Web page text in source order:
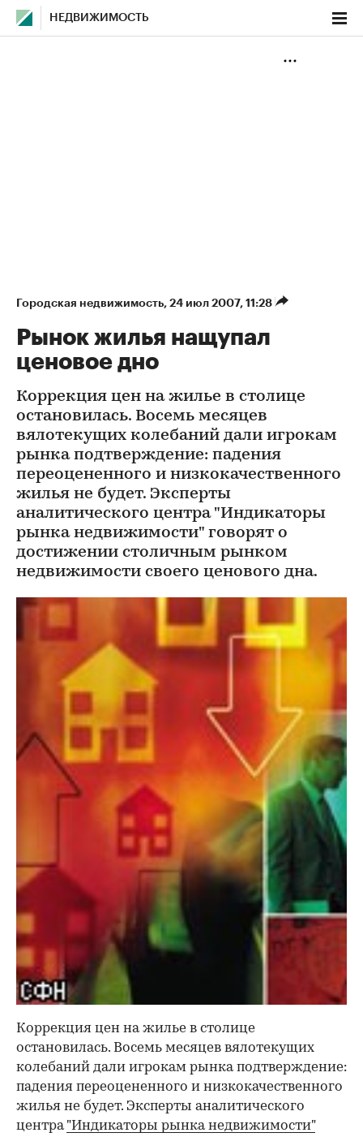
НЕДВИЖИМОСТЬ
Городская недвижимость⁠, 24 июл 2007, 11:28
Рынок жилья нащупал
ценовое дно
Коррекция цен на жилье в столице
остановилась. Восемь месяцев
вялотекущих колебаний дали игрокам
рынка подтверждение: падения
переоцененного и низкокачественного
жилья не будет. Эксперты
аналитического центра "Индикаторы
рынка недвижимости" говорят о
достижении столичным рынком
недвижимости своего ценового дна.
Коррекция цен на жилье в столице
остановилась. Восемь месяцев вялотекущих
колебаний дали игрокам рынка подтверждение:
падения переоцененного и низкокачественного
жилья не будет. Эксперты аналитического
центра"Индикаторы рынка недвижимости"